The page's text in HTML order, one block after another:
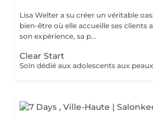
Lisa Welter a su créer un véritable
bien-être où elle accueille ses clients
son expérience, sa p...
Clear Start
Soin dédié aux adolescents aux